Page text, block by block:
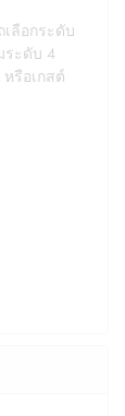
ลือกระดับ
ระดับ 4
รือเกสต์